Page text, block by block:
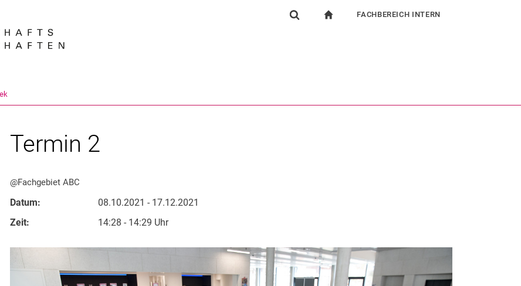
FACHBEREICH INTERN
Termin 2
@Fachgebiet ABC
Datum:
08.10.2021 - 17.12.2021
Zeit:
14:28 - 14:29 Uhr